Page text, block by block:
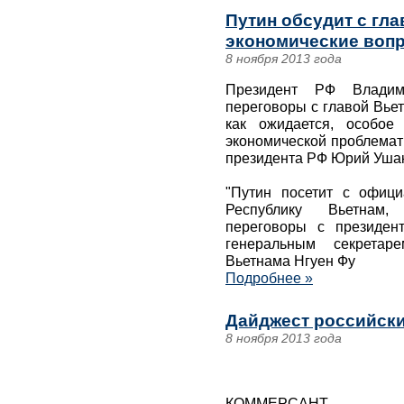
Путин обсудит с
экономические
8 ноября 2013 года
Президент РФ
переговоры с главой
как ожидается,
экономической
президента РФ Юрий
"Путин посетит с
Республику Вьетнам,
переговоры с
генеральным
Вьетнама Нгуен Фу
Подробнее »
Дайджест
8 ноября 2013 года